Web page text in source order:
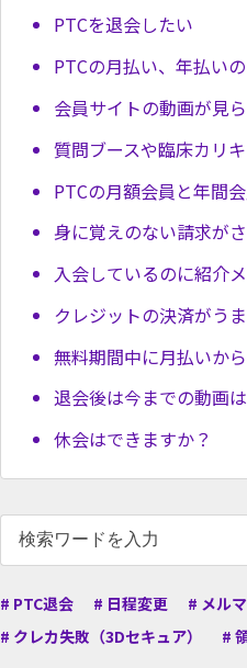
PTCを退会したい
PTCの月払い、年払い
会員サイトの動画が見
質問ブースや臨床カリ
PTCの月額会員と年間
身に覚えのない請求が
入会しているのに紹介
クレジットの決済がう
無料期間中に月払いか
退会後は今までの動画
休会はできますか？
# PTC退会 # 日程変更 # メル
# クレカ失敗（3Dセキュア）
#